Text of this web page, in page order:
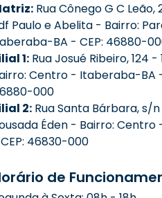
Rua Cônego G C Leão,
Paulo e Abelita - Bairro:
BA - CEP: 46880-
1: Rua Josué Ribeiro, 124 -
Centro - Itaberaba-BA -
000
2: Rua Santa Bárbara, s/
Éden - Bairro:
46830-000
de